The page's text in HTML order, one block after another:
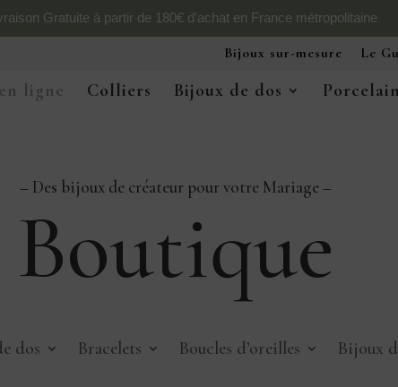
Gratuite à partir de 180€ d'achat en France métropolitaine
Bijoux sur-mesure Le
ligne Colliers Bijoux de dos
– Des bijoux de créateur pour votre Mariage –
Boutique
dos Bracelets Boucles d’oreilles Bijoux